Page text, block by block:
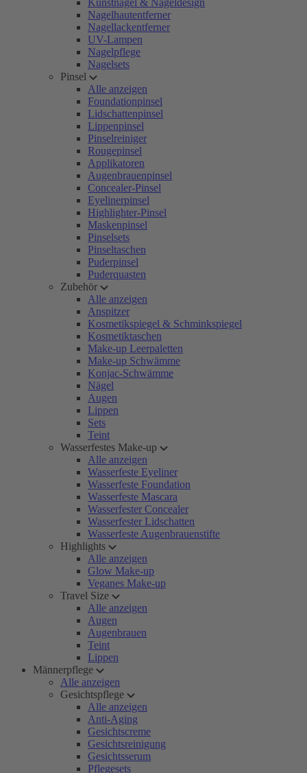
Kunstnägel & Nageldesign
Nagelhautentferner
Nagellackentferner
UV-Lampen
Nagelpflege
Nagelsets
Pinsel
Alle anzeigen
Foundationpinsel
Lidschattenpinsel
Lippenpinsel
Pinselreiniger
Rougepinsel
Applikatoren
Augenbrauenpinsel
Concealer-Pinsel
Eyelinerpinsel
Highlighter-Pinsel
Maskenpinsel
Pinselsets
Pinseltaschen
Puderpinsel
Puderquasten
Zubehör
Alle anzeigen
Anspitzer
Kosmetikspiegel & Schminkspiegel
Kosmetiktaschen
Make-up Leerpaletten
Make-up Schwämme
Konjac-Schwämme
Nägel
Augen
Lippen
Sets
Teint
Wasserfestes Make-up
Alle anzeigen
Wasserfeste Eyeliner
Wasserfeste Foundation
Wasserfeste Mascara
Wasserfester Concealer
Wasserfester Lidschatten
Wasserfeste Augenbrauenstifte
Highlights
Alle anzeigen
Glow Make-up
Veganes Make-up
Travel Size
Alle anzeigen
Augen
Augenbrauen
Teint
Lippen
Männerpflege
Alle anzeigen
Gesichtspflege
Alle anzeigen
Anti-Aging
Gesichtscreme
Gesichtsreinigung
Gesichtsserum
Pflegesets